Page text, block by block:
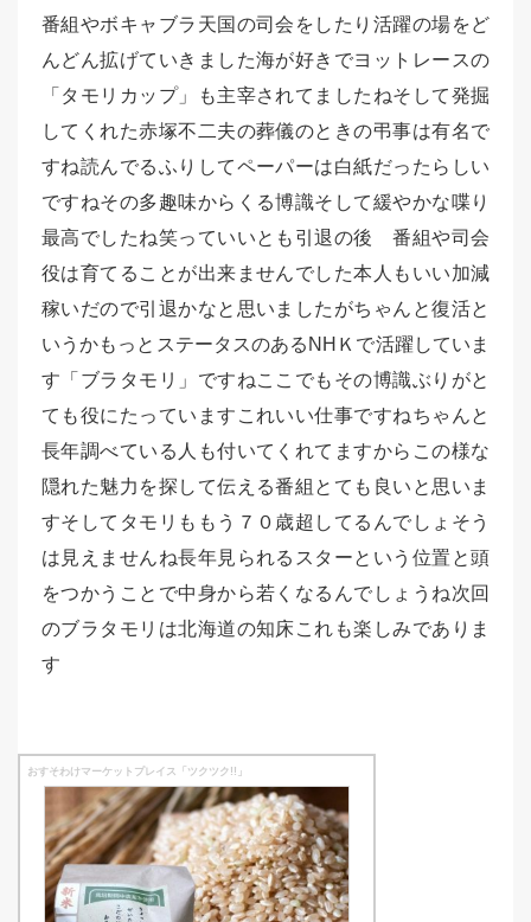
番組やボキャブラ天国の司会をしたり活躍の場をど
んどん拡げていきました海が好きでヨットレースの
「タモリカップ」も主宰されてましたねそして発掘
してくれた赤塚不二夫の葬儀のときの弔事は有名で
すね読んでるふりしてペーパーは白紙だったらしい
ですねその多趣味からくる博識そして緩やかな喋り
最高でしたね笑っていいとも引退の後 番組や司会
役は育てることが出来ませんでした本人もいい加減
稼いだので引退かなと思いましたがちゃんと復活と
いうかもっとステータスのあるNHＫで活躍していま
す「ブラタモリ」ですねここでもその博識ぶりがと
ても役にたっていますこれいい仕事ですねちゃんと
長年調べている人も付いてくれてますからこの様な
隠れた魅力を探して伝える番組とても良いと思いま
すそしてタモリももう７０歳超してるんでしょそう
は見えませんね長年見られるスターという位置と頭
をつかうことで中身から若くなるんでしょうね次回
のブラタモリは北海道の知床これも楽しみでありま
す
おすそわけマーケットプレイス「ツクツク!!」